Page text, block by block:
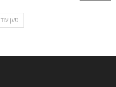
טען עוד